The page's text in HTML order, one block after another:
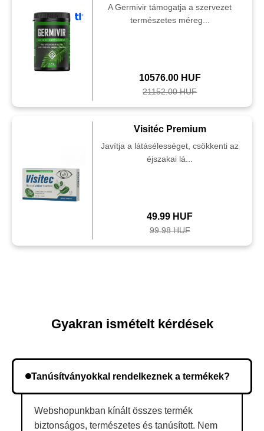
A Germivir támogatja a szervezet
természetes méreg...
10576.00 HUF
21152.00 HUF
Visitéc Premium
Javítja a látásélességet, csökkenti az
éjszakai lá...
49.99 HUF
99.98 HUF
Gyakran ismételt kérdések
Tanúsítványokkal rendelkeznek a termékek?
Webshopunkban kínált összes termék
biztonságos, természetes és tanúsított. Nem